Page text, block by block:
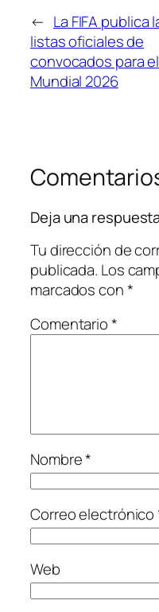
← La FIFA publica
listas oficiales de
convocados para el
Mundial 2026
Deja una
Tu dirección de
publicada. Los
marcados con*
Comentario*
Nombre*
Correo electrónico
Web